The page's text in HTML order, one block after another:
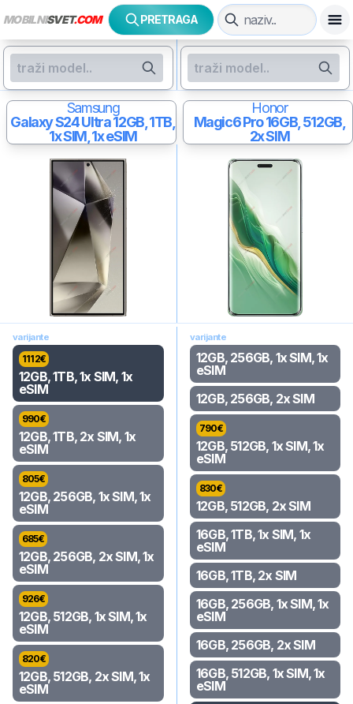
MOBILNISVET.COM PRETRAGA
Samsung
Galaxy S24 Ultra12GB, 1TB,
1x SIM, 1x eSIM
Honor
Magic6 Pro16GB, 512GB,
2x SIM
varijante
1112€
12GB, 1TB, 1x SIM, 1x
eSIM
990€
12GB, 1TB, 2x SIM, 1x
eSIM
805€
12GB, 256GB, 1x SIM, 1x
eSIM
685€
12GB, 256GB, 2x SIM, 1x
eSIM
926€
12GB, 512GB, 1x SIM, 1x
eSIM
820€
12GB, 512GB, 2x SIM, 1x
eSIM
varijante
12GB, 256GB, 1x SIM, 1x
eSIM
12GB, 256GB, 2x SIM
790€
12GB, 512GB, 1x SIM, 1x
eSIM
830€
12GB, 512GB, 2x SIM
16GB, 1TB, 1x SIM, 1x
eSIM
16GB, 1TB, 2x SIM
16GB, 256GB, 1x SIM, 1x
eSIM
16GB, 256GB, 2x SIM
16GB, 512GB, 1x SIM, 1x
eSIM